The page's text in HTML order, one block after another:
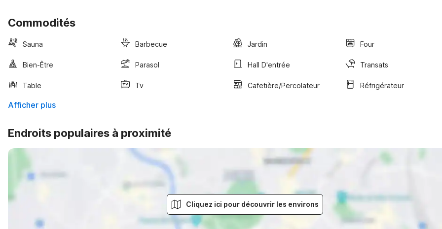
Commodités
Sauna Barbecue Jardin Four
Bien-Être Parasol Hall D'entrée Transats
Table Tv Cafetière/percolateur Réfrigérateur
Afficher plus
Endroits populaires à proximité
Cliquez ici pour découvrir les environs